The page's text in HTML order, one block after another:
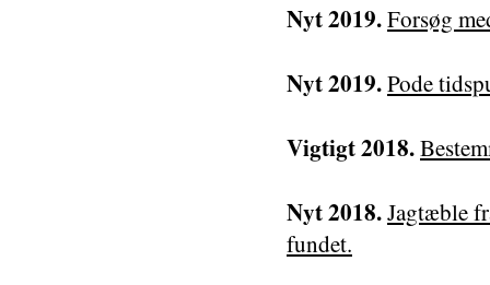
Nyt 2019.Forsøg
Nyt 2019.Pode
Vigtigt 2018.
Nyt 2018.Jagtæble
fundet.